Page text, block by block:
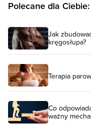
Polecane dla Ciebie:
Jak
kręgosłupa?
Terapia
Co
ważny